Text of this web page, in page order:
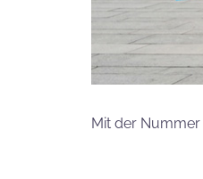
Mit der Nummer